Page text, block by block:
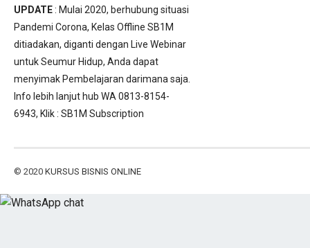
UPDATE: Mulai 2020, berhubung situasi
Pandemi Corona, Kelas Offline SB1M
ditiadakan, diganti dengan Live Webinar
untuk Seumur Hidup, Anda dapat
menyimak Pembelajaran darimana saja.
Info lebih lanjut hub WA 0813-8154-
6943, Klik : SB1M Subscription
© 2020 KURSUS BISNIS ONLINE